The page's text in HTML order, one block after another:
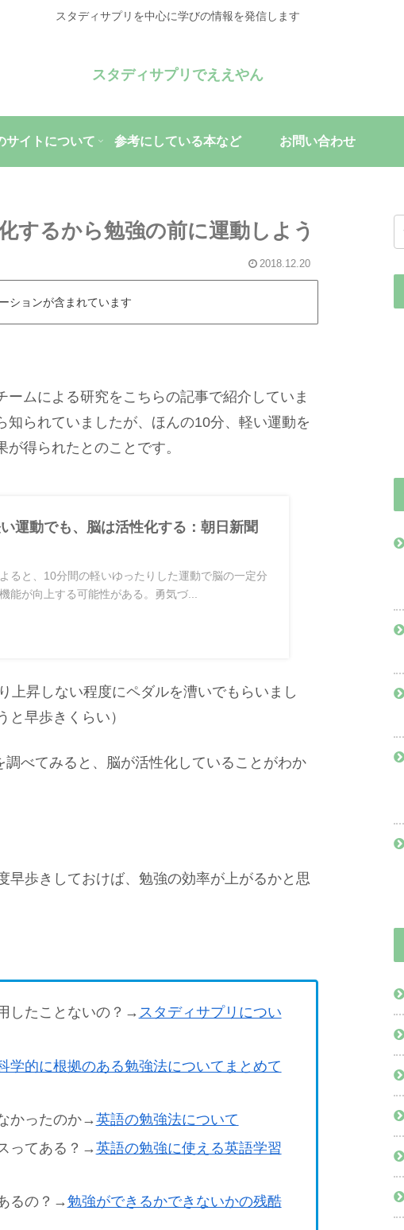
スタディサプリを中心に学びの情報を発信します
スタディサプリでええやん
サイトについて 参考にしている本など お問い合わせ
するから勉強の前に運動しよう
2018.12.20
ションが含まれています
ムによる研究をこちらの記事で紹介していま
られていましたが、ほんの10分、軽い運動を
得られたとのことです。
運動でも、脳は活性化する：朝日新聞
ると、10分間の軽いゆったりした運動で脳の一定分
能が向上する可能性がある。勇気づ...
上昇しない程度にペダルを漕いでもらいまし
早歩きくらい）
べてみると、脳が活性化していることがわか
早歩きしておけば、勉強の効率が上がるかと思
したことないの？→ スタディサプリについ
学的に根拠のある勉強法についてまとめて
かったのか→英語の勉強法について
ってある？→英語の勉強に使える英語学習
るの？→勉強ができるかできないかの残酷